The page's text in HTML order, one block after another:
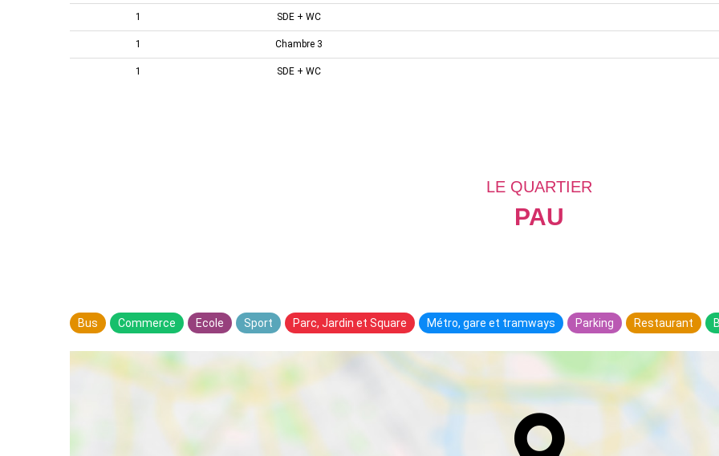
1 SDE + WC
1 Chambre 3
1 SDE + WC
LE QUARTIER
PAU
Bus Commerce Ecole Sport Parc, Jardin et Square Métro, gare et tramways Parking Restaurant